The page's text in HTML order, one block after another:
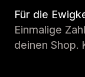
Für die
Einmalige
deinen Shop.